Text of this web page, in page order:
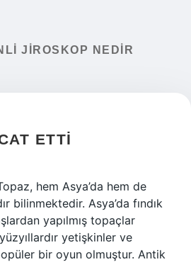
JIROSKOP NEDIR
ETTI
hem Asya’da hem de
bilinmektedir. Asya’da fındık
yapılmış topaçlar
yetişkinler ve
bir oyun olmuştur. Antik